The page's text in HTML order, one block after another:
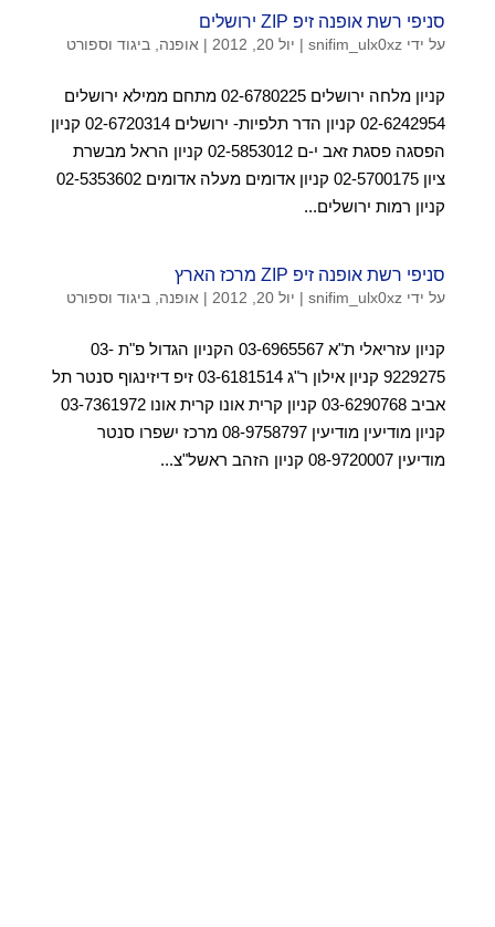
סניפי רשת אופנה זיפ ZIP ירושלים
על ידי snifim_ulx0xz
| יול 20, 2012 | אופנה, ביגוד וספורט
קניון מלחה ירושלים 02-6780225 מתחם ממילא ירושלים
02-6242954 קניון הדר תלפיות- ירושלים 02-6720314 קניון
הפסגה פסגת זאב י-ם 02-5853012 קניון הראל מבשרת
ציון 02-5700175 קניון אדומים מעלה אדומים 02-5353602
קניון רמות ירושלים...
סניפי רשת אופנה זיפ ZIP מרכז הארץ
על ידי snifim_ulx0xz
| יול 20, 2012 | אופנה, ביגוד וספורט
קניון עזריאלי ת"א 03-6965567 הקניון הגדול פ"ת 03-
9229275 קניון אילון ר"ג 03-6181514 זיפ דיזינגוף סנטר תל
אביב 03-6290768 קניון קרית אונו קרית אונו 03-7361972
קניון מודיעין מודיעין 08-9758797 מרכז ישפרו סנטר
מודיעין 08-9720007 קניון הזהב ראשל"צ...